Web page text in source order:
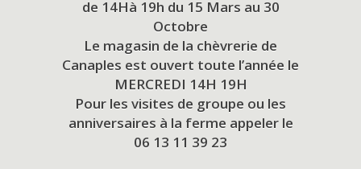
de 14Hà 19h du 15 Mars au 30
Octobre
Le magasin de la chèvrerie de
Canaples est ouvert toute l’année le
MERCREDI 14H 19H
Pour les visites de groupe ou les
anniversaires à la ferme appeler le
06 13 11 39 23